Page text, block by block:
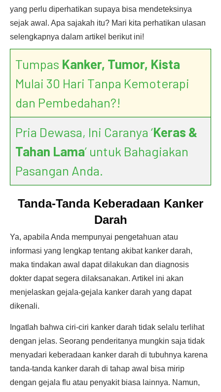
yang perlu diperhatikan supaya bisa mendeteksinya
sejak awal. Apa sajakah itu? Mari kita perhatikan ulasan
selengkapnya dalam artikel berikut ini!
Tumpas Kanker, Tumor, Kista
Mulai 30 Hari Tanpa Kemoterapi
dan Pembedahan?!
Pria Dewasa, Ini Caranya ‘Keras &
Tahan Lama’ untuk Bahagiakan
Pasangan Anda.
Tanda-Tanda Keberadaan Kanker
Darah
Ya, apabila Anda mempunyai pengetahuan atau
informasi yang lengkap tentang akibat kanker darah,
maka tindakan awal dapat dilakukan dan diagnosis
dokter dapat segera dilaksanakan. Artikel ini akan
menjelaskan gejala-gejala kanker darah yang dapat
dikenali.
Ingatlah bahwa ciri-ciri kanker darah tidak selalu terlihat
dengan jelas. Seorang penderitanya mungkin saja tidak
menyadari keberadaan kanker darah di tubuhnya karena
tanda-tanda kanker darah di tahap awal bisa mirip
dengan gejala flu atau penyakit biasa lainnya. Namun,